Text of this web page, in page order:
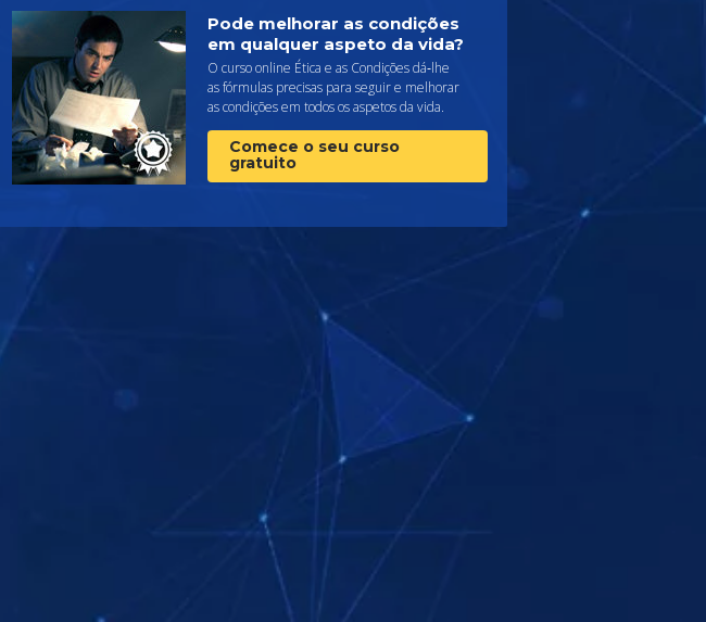
Pode melhorar as condições
em qualquer aspeto da vida?
O curso online Ética e as Condições dá‑lhe
as fórmulas precisas para seguir e melhorar
as condições em todos os aspetos da vida.
Comece o seu curso
gratuito